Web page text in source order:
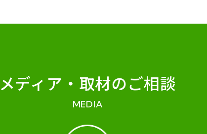
メディア・ 取材のご相談
MEDIA